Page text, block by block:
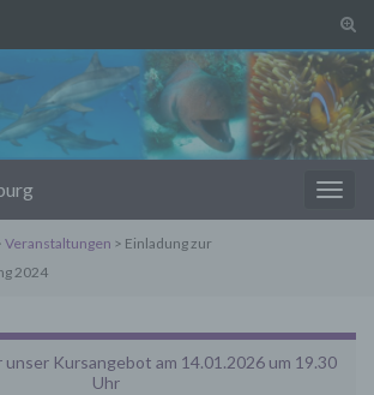
for:
Veranstaltungen > Einladung zur
2024
Kursangebot am 14.01.2026 um 19.30
Uhr